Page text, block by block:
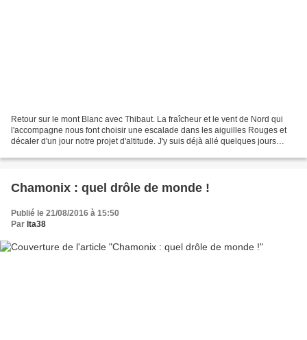
Retour sur le mont Blanc avec Thibaut. La fraîcheur et le vent de Nord qui
l'accompagne nous font choisir une escalade dans les aiguilles Rouges et
décaler d'un jour notre projet d'altitude. J'y suis déjà allé quelques jours
Chamonix : quel drôle de monde !
Publié le 21/08/2016 à 15:50
Par lta38